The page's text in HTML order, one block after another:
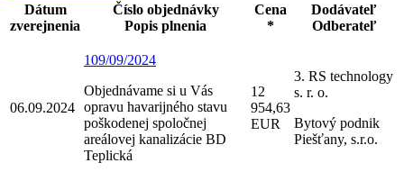
Dátum
zverejnenia
Číslo objednávky
Popis plnenia
Cena
*
Dodávateľ
Odberateľ
06.09.2024
109/09/2024
Objednávame si u Vás
opravu havarijného stavu
poškodenej spoločnej
areálovej kanalizácie BD
Teplická
12
954,63
EUR
3. RS technology
s. r. o.
Bytový podnik
Piešťany, s.r.o.